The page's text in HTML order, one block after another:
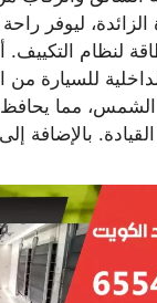
ليوفر راحة
لنظام
للسيارة من
الشمس، مما
بالإضافة